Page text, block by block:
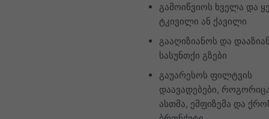
გამოიწვიოს ხველა და
ტკივილი ან ქავილი
გააღიზიანოს და
სასუნთქი გზები
გაუარესოს ფილტვის
დაავადებები,
ასთმა, ემფიზემა და